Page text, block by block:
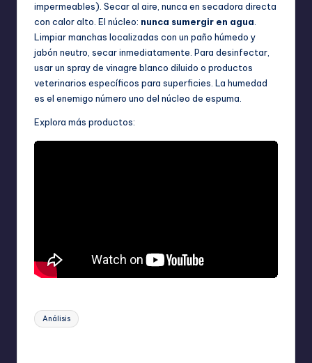
impermeables). Secar al aire, nunca en secadora directa
con calor alto. El núcleo: nunca sumergir en agua
Limpiar manchas localizadas con un paño húmedo y
jabón neutro, secar inmediatamente. Para desinfectar,
usar un spray de vinagre blanco diluido o productos
veterinarios específicos para superficies. La humedad
es el enemigo número uno del núcleo de espuma.
Explora más productos:
Etiquetas:
Análisis